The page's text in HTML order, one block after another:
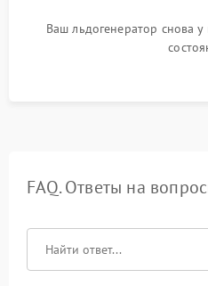
Ваш льдогенератор снова
FAQ. Ответы на